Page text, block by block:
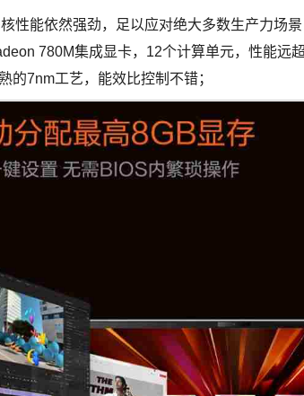
性能依然强劲，足以应对绝大多数生产力场景
780M集成显卡，12个计算单元，性能远
的7nm工艺，能效比控制不错；